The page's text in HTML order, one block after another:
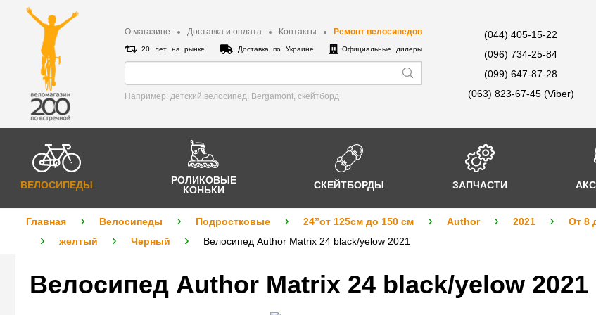
О магазине Доставка и оплата Контакты Ремонт велосипедов
20 лет на рынке Доставка по Украине Официальные дилеры
Например: детский велосипед, Bergamont, cкейтборд
(044) 405-15-22
(096) 734-25-84
(099) 647-87-28
(063) 823-67-45 (Viber)
ВЕЛОСИПЕДЫ
РОЛИКОВЫЕ
КОНЬКИ
СКЕЙТБОРДЫ ЗАПЧАСТИ
Главная Велосипеды Подростковые 24”от 125см до 150 см Author 2021 От 8
желтый
Черный Велосипед Author Matrix 24 black/yelow 2021
Велосипед Author Matrix 24 black/yelow 2021